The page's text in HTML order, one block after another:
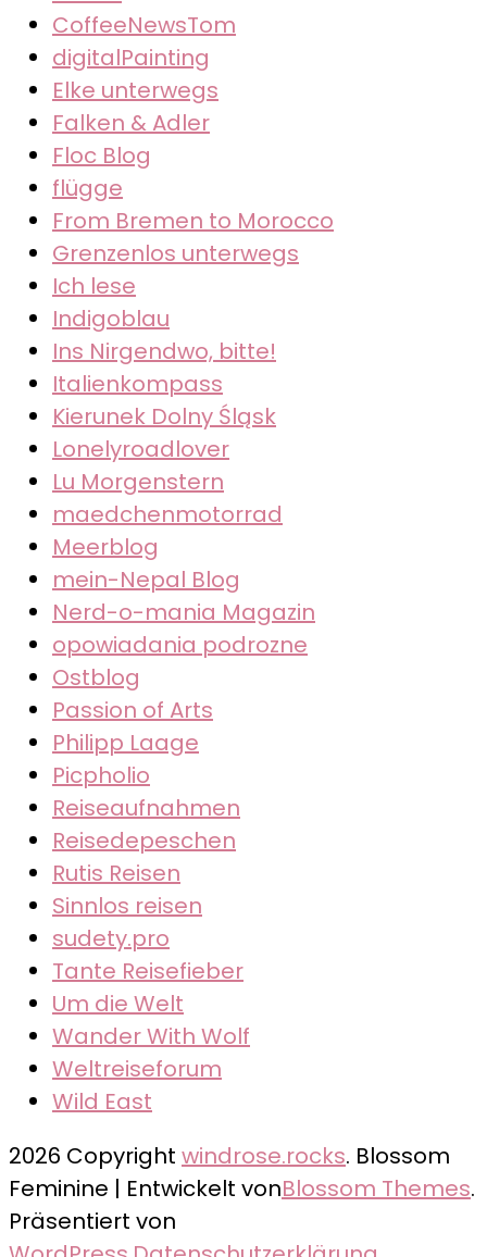
CoffeeNewsTom
digitalPainting
Elke unterwegs
Falken & Adler
Floc Blog
flügge
From Bremen to Morocco
Grenzenlos unterwegs
Ich lese
Indigoblau
Ins Nirgendwo, bitte!
Italienkompass
Kierunek Dolny Śląsk
Lonelyroadlover
Lu Morgenstern
maedchenmotorrad
Meerblog
mein-Nepal Blog
Nerd-o-mania Magazin
opowiadania podrozne
Ostblog
Passion of Arts
Philipp Laage
Picpholio
Reiseaufnahmen
Reisedepeschen
Rutis Reisen
Sinnlos reisen
sudety.pro
Tante Reisefieber
Um die Welt
Wander With Wolf
Weltreiseforum
Wild East
2026 Copyright windrose.rocks. Blossom
Feminine | Entwickelt vonBlossom Themes.
Präsentiert von